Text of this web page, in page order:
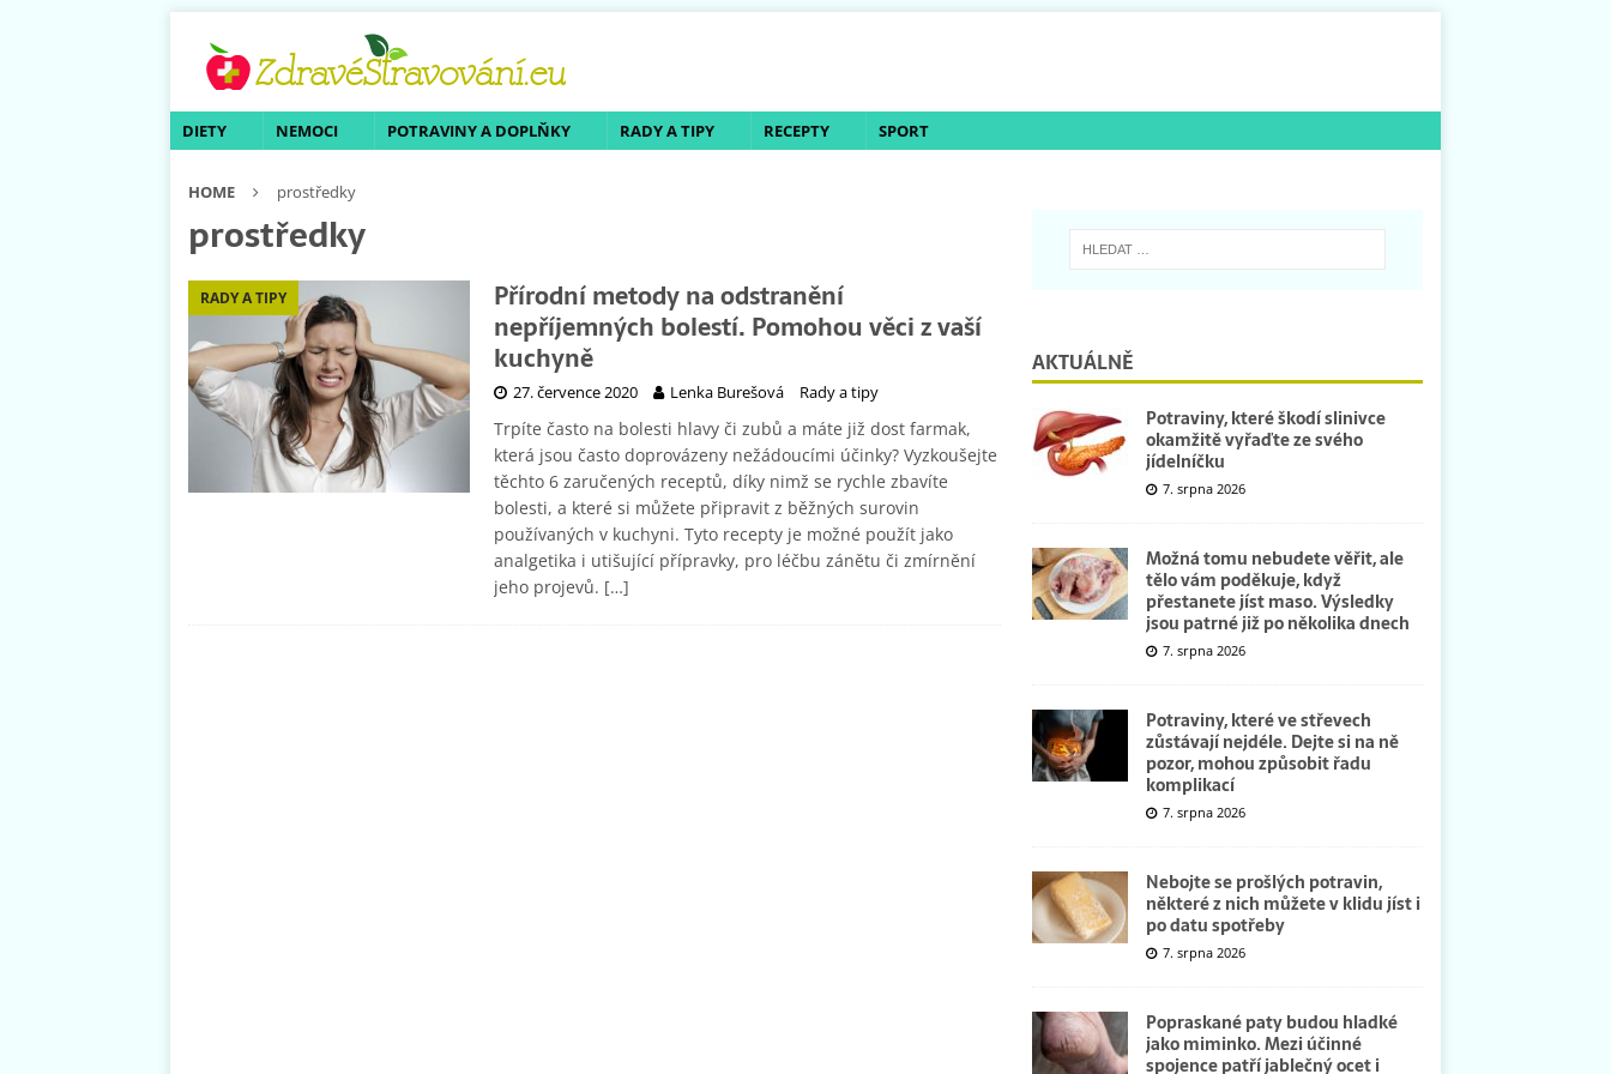
DIETY NEMOCI POTRAVINY A DOPLŇKY RADY A TIPY RECEPTY SPORT
HOME prostředky
prostředky
RADY A TIPY
Přírodní metody na odstranění
nepříjemných bolestí. Pomohou věci z vaší
kuchyně
27. července 2020 Lenka Burešová Rady a tipy
Trpíte často na bolesti hlavy či zubů a máte již dost farmak,
která jsou často doprovázeny nežádoucími účinky? Vyzkoušejte
těchto 6 zaručených receptů, díky nimž se rychle zbavíte
bolesti, a které si můžete připravit z běžných surovin
používaných v kuchyni. Tyto recepty je možné použít jako
analgetika i utišující přípravky, pro léčbu zánětu či zmírnění
jeho projevů. […]
AKTUÁLNĚ
Potraviny, které škodí slinivce
okamžitě vyřaďte ze svého
jídelníčku
7. srpna 2026
Možná tomu nebudete věřit, ale
tělo vám poděkuje, když
přestanete jíst maso. Výsledky
jsou patrné již po několika dnech
7. srpna 2026
Potraviny, které ve střevech
zůstávají nejdéle. Dejte si na ně
pozor, mohou způsobit řadu
komplikací
7. srpna 2026
Nebojte se prošlých potravin,
některé z nich můžete v klidu jíst i
po datu spotřeby
7. srpna 2026
Popraskané paty budou hladké
jako miminko. Mezi účinné
spojence patří jablečný ocet i